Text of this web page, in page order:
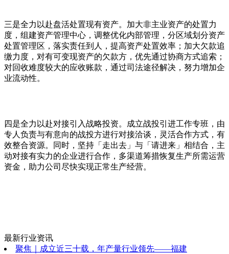
三是全力以赴盘活处置现有资产。加大非主业资产的处置力
度，组建资产管理中心，调整优化内部管理，分区域划分资产
处置管理区，落实责任到人，提高资产处置效率；加大欠款追
缴力度，对有可变现资产的欠款方，优先通过协商方式追索；
对回收难度较大的应收账款，通过司法途径解决，努力增加企
业流动性。
四是全力以赴对接引入战略投资。成立战投引进工作专班，由
专人负责与有意向的战投方进行对接洽谈，灵活合作方式，有
效整合资源。同时，坚持「走出去」与「请进来」相结合，主
动对接有实力的企业进行合作，多渠道筹措恢复生产所需运营
资金，助力公司尽快实现正常生产经营。
最新行业资讯
聚焦｜成立近三十载，年产量行业领先——福建